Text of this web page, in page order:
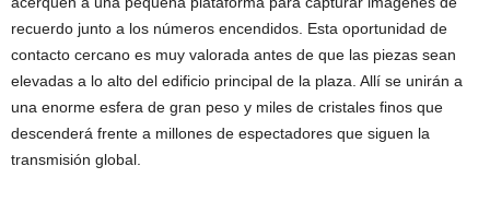
recuerdo junto a los números encendidos. Esta oportunidad de
contacto cercano es muy valorada antes de que las piezas sean
elevadas a lo alto del edificio principal de la plaza. Allí se unirán a
una enorme esfera de gran peso y miles de cristales finos que
descenderá frente a millones de espectadores que siguen la
transmisión global.